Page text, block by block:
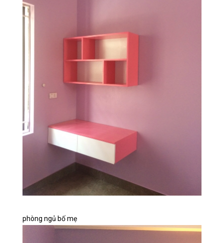
phòng ngủ bố mẹ